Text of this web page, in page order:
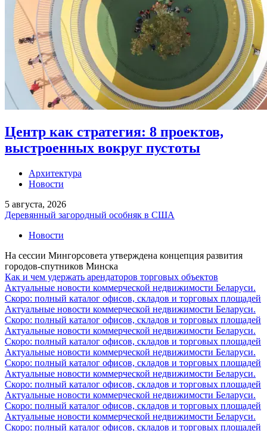
Центр как стратегия: 8 проектов,
выстроенных вокруг пустоты
Архитектура
Новости
5 августа, 2026
Деревянный загородный особняк в США
Новости
На сессии Мингорсовета утверждена концепция развития
городов-спутников Минска
Как и чем удержать арендаторов торговых объектов
Актуальные новости коммерческой недвижимости Беларуси.
Скоро: полный каталог офисов, складов и торговых площадей
Актуальные новости коммерческой недвижимости Беларуси.
Скоро: полный каталог офисов, складов и торговых площадей
Актуальные новости коммерческой недвижимости Беларуси.
Скоро: полный каталог офисов, складов и торговых площадей
Актуальные новости коммерческой недвижимости Беларуси.
Скоро: полный каталог офисов, складов и торговых площадей
Актуальные новости коммерческой недвижимости Беларуси.
Скоро: полный каталог офисов, складов и торговых площадей
Актуальные новости коммерческой недвижимости Беларуси.
Скоро: полный каталог офисов, складов и торговых площадей
Актуальные новости коммерческой недвижимости Беларуси.
Скоро: полный каталог офисов, складов и торговых площадей